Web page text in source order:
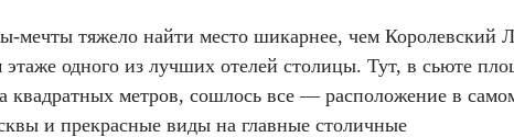
мечты тяжело найти место шикарнее, чем Королевский
этаже одного из лучших отелей столицы. Тут, в сьюте
квадратных метров, сошлось все — расположение в
и прекрасные виды на главные столичные